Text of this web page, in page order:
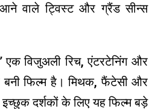
वाले ट्विस्ट और ग्रैंड सीन्स
एक विजुअली रिच, एंटरटेनिंग और
बनी फिल्म है। मिथक, फैंटेसी और
दर्शकों के लिए यह फिल्म बड़े